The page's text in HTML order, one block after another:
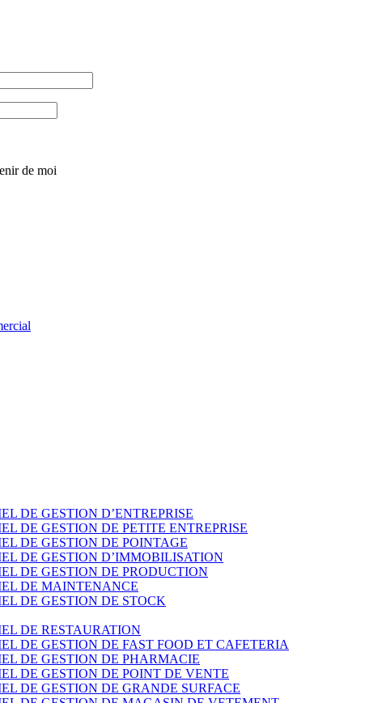
de moi
DE GESTION D’ENTREPRISE
DE GESTION DE PETITE ENTREPRISE
DE GESTION DE POINTAGE
DE GESTION D’IMMOBILISATION
DE GESTION DE PRODUCTION
DE MAINTENANCE
DE GESTION DE STOCK
DE RESTAURATION
DE GESTION DE FAST FOOD ET CAFETERIA
DE GESTION DE PHARMACIE
DE GESTION DE POINT DE VENTE
DE GESTION DE GRANDE SURFACE